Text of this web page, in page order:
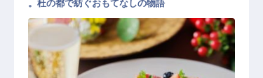
。杜の都で紡ぐおもてなしの物語